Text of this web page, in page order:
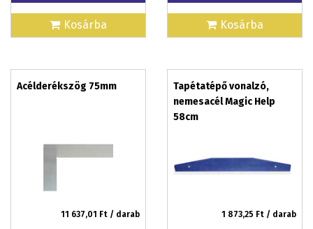
Kosárba Kosárba
Acélderékszög 75mm
11 637,01 Ft / darab
Tapétatépő vonalzó,
nemesacél Magic Help
58cm
1 873,25 Ft / darab